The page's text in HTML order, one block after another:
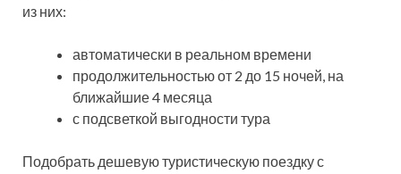
из них:
автоматически в реальном времени
продолжительностью от 2 до 15 ночей, на
ближайшие 4 месяца
с подсветкой выгодности тура
Подобрать дешевую туристическую поездку с